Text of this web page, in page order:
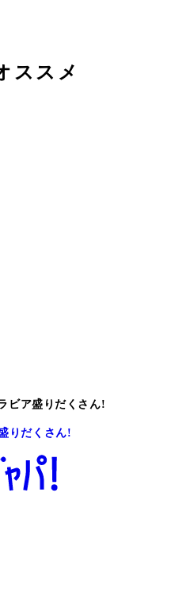
ススメ
ビア盛りだくさん!
りだくさん!